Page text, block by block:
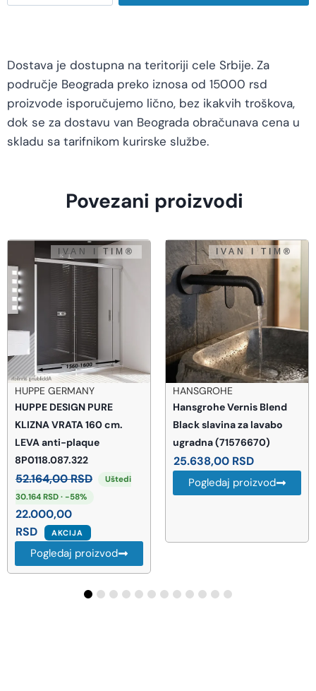
Dostava je dostupna na teritoriji cele Srbije. Za
područje Beograda preko iznosa od 15000 rsd
proizvode isporučujemo lično, bez ikakvih troškova,
dok se za dostavu van Beograda obračunava cena u
skladu sa tarifnikom kurirske službe.
Povezani proizvodi
HUPPE GERMANY
HUPPE DESIGN PURE
KLIZNA VRATA 160 cm.
LEVA anti-plaque
8P0118.087.322
52.164,00RSD
Uštedi
30.164 RSD · -58%
22.000,00
RSD
AKCIJA
Pogledaj proizvod
HANSGROHE
Hansgrohe Vernis Blend
Black slavina za lavabo
ugradna (71576670)
25.638,00 RSD
Pogledaj proizvod